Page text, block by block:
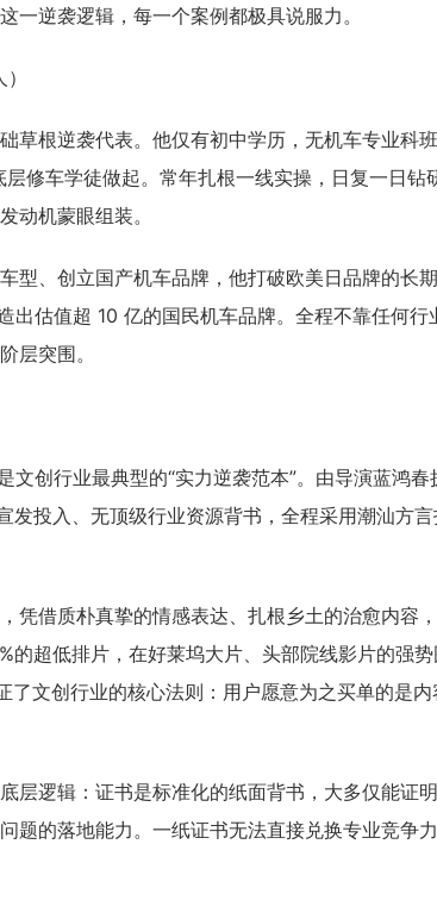
一逆袭逻辑，每一个案例都极具说服力。
草根逆袭代表。他仅有初中学历，无机车专业科
修车学徒做起。常年扎根一线实操，日复一日钻
动机蒙眼组装。
型、创立国产机车品牌，他打破欧美日品牌的长
出估值超 10 亿的国民机车品牌。全程不靠任何
层突围。
创行业最典型的“实力逆袭范本”。由导演蓝鸿
发投入、无顶级行业资源背书，全程采用潮汕方言
凭借质朴真挚的情感表达、扎根乡土的治愈内容
的超低排片，在好莱坞大片、头部院线影片的强
文创行业的核心法则：用户愿意为之买单的是
层逻辑：证书是标准化的纸面背书，大多仅能证
题的落地能力。一纸证书无法直接兑换专业竞争